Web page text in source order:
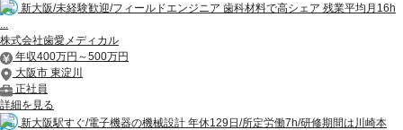
新大阪/未経験歓迎/フィールドエンジニア 歯科材料で高シェア 残業平均月16h
...
株式会社歯愛メディカル
年収400万円～500万円
大阪市 東淀川
正社員
詳細を見る
新大阪駅すぐ/電子機器の機械設計 年休129日/所定労働7h/研修期間は川崎本